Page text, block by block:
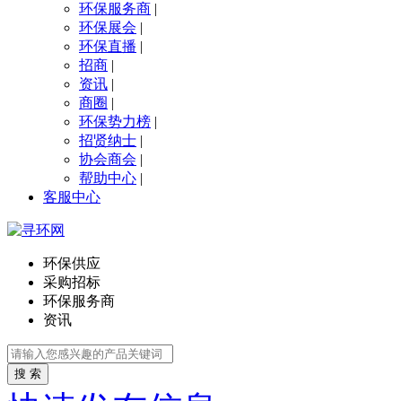
环保服务商 |
环保展会 |
环保直播 |
招商 |
资讯 |
商圈 |
环保势力榜 |
招贤纳士 |
协会商会 |
帮助中心 |
客服中心
环保供应
采购招标
环保服务商
资讯
搜 索